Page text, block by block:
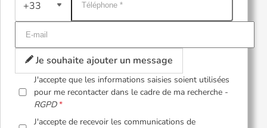
+33
Je souhaite ajouter un message
J'accepte que les informations saisies soient utilisées
pour me recontacter dans le cadre de ma recherche -
RGPD
J'accepte de recevoir les communications de